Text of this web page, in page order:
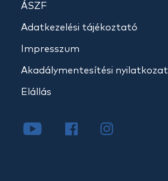
ÁSZF
Adatkezelési tájékoztató
Impresszum
Akadálymentesítési nyilatkozat
Elállás